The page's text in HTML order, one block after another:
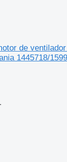
de
1445718/